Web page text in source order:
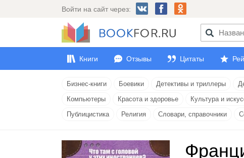
Войти на сайт через:
Книги Отзывы Цитаты
Бизнес-книги Боевики Детективы и триллеры
Компьютеры
Красота и здоровье Культура и
Публицистика
Религия Словари, справочники